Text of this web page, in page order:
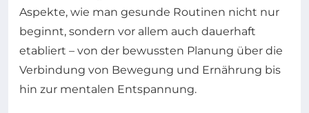
Aspekte, wie man gesunde Routinen nicht nur
beginnt, sondern vor allem auch dauerhaft
etabliert – von der bewussten Planung über die
Verbindung von Bewegung und Ernährung bis
hin zur mentalen Entspannung.